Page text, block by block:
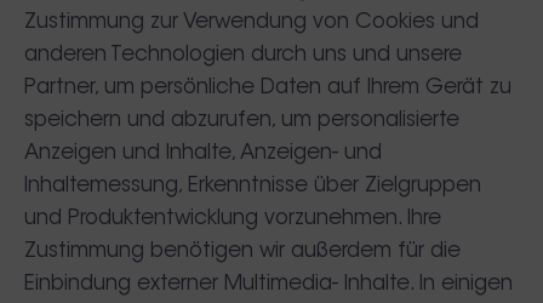
Zustimmung zur Verwendung von Cookies und
anderen Technologien durch uns und unsere
Partner, um persönliche Daten auf Ihrem Gerät zu
speichern und abzurufen, um personalisierte
Anzeigen und Inhalte, Anzeigen- und
Inhaltemessung, Erkenntnisse über Zielgruppen
und Produktentwicklung vorzunehmen. Ihre
Zustimmung benötigen wir außerdem für die
Einbindung externer Multimedia- Inhalte. In einigen